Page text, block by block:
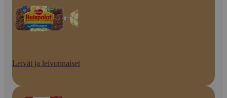
Leivät ja leivonnaiset